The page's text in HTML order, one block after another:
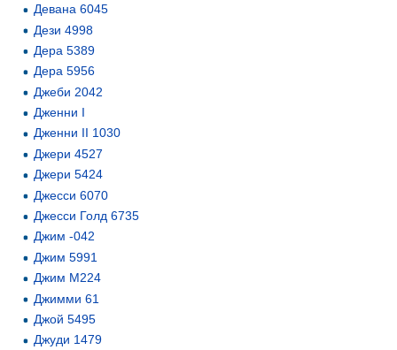
Девана 6045
Дези 4998
Дера 5389
Дера 5956
Джеби 2042
Дженни I
Дженни II 1030
Джери 4527
Джери 5424
Джесси 6070
Джесси Голд 6735
Джим -042
Джим 5991
Джим М224
Джимми 61
Джой 5495
Джуди 1479